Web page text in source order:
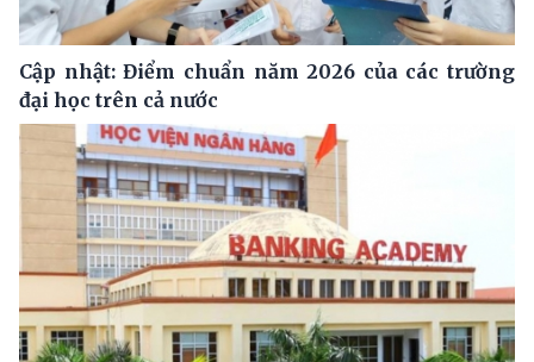
Cập nhật: Điểm chuẩn năm 2026 của các trường
đại học trên cả nước